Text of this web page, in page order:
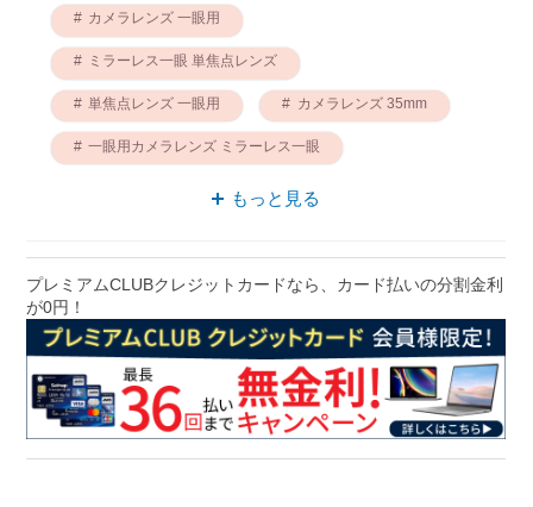
カメラレンズ 一眼用
ミラーレス一眼 単焦点レンズ
単焦点レンズ 一眼用 カメラレンズ 35mm
一眼用カメラレンズ ミラーレス一眼
カメラレンズ FUJIFILM Xシリーズ
カメラレンズ スナップ
もっと見る
プレミアムCLUBクレジットカードなら、カード払いの分割金利
が0円！